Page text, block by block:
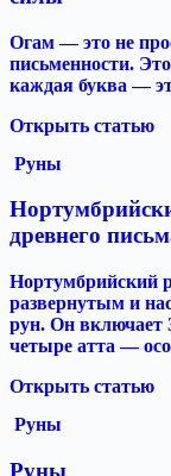
Огам — это не
письменности.
каждая буква —
Открыть статью
Руны
древнего
Нортумбрийский
развернутым и
рун. Он включает
четыре атта —
Открыть статью
Руны
Руны